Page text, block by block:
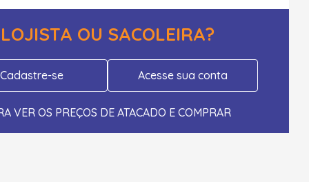
LOJISTA OU SACOLEIRA?
Cadastre-se Acesse sua conta
VER OS PREÇOS DE ATACADO E COMPRAR